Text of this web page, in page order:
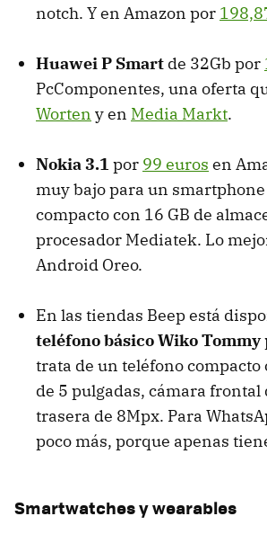
notch. Y en Amazon por
Huawei P Smart de 32Gb por
PcComponentes, una oferta
Worten y en Media Markt.
Nokia 3.1 por 99 euros en
muy bajo para un
compacto con 16 GB de
procesador Mediatek. Lo
Android Oreo.
En las tiendas Beep está
teléfono básico Wiko Tommy
trata de un teléfono compacto
de 5 pulgadas, cámara frontal
trasera de 8Mpx. Para
poco más, porque apenas
Smartwatches y wearables